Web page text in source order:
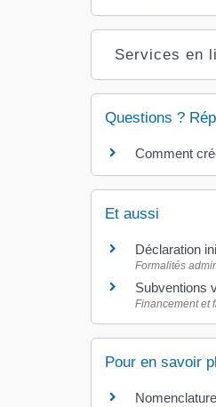
Services en
Questions ?
Comment
Et aussi
Déclaration
Formalités
Subventions
Financement et
Pour en savoir